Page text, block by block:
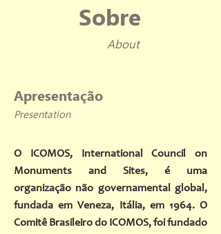
Sobre
About
Apresentação
Presentation
O ICOMOS, International Council on
Monuments and Sites, é uma
organização não governamental global,
fundada em Veneza, Itália, em 1964. O
Comitê Brasileiro do ICOMOS, foi fundado